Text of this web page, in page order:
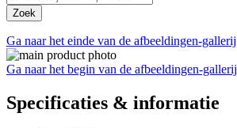
Zoek
Ga naar het einde van de afbeeldingen-gallerij
Ga naar het begin van de afbeeldingen-gallerij
Specificaties & informatie